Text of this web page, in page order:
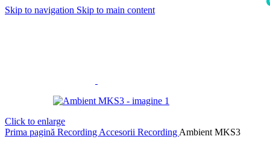
Skip to navigation Skip to main content
Click to enlarge
Prima pagină Recording Accesorii Recording Ambient MKS3